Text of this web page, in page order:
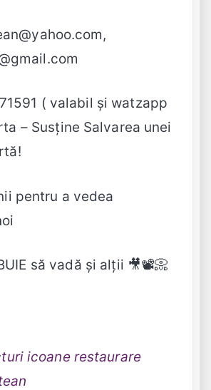
( valabil și watzapp
– Susține Salvarea unei
pentru a vedea
să vadă și alții 🎥📽📀
icoane restaurare